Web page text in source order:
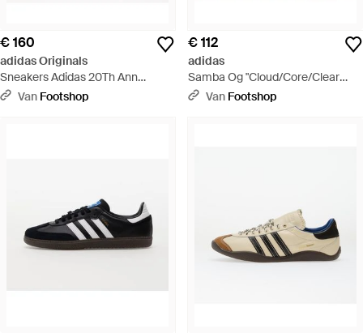
€ 160
adidas Originals
Sneakers Adidas 20Th Ann
Samba_B_ Fashion Show Core/
Van Footshop
€ 112
adidas
Samba Og "Cloud/Core/Clear
Granite" Sneakers - Wit
Van Footshop